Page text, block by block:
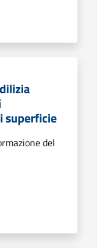
superficie
del